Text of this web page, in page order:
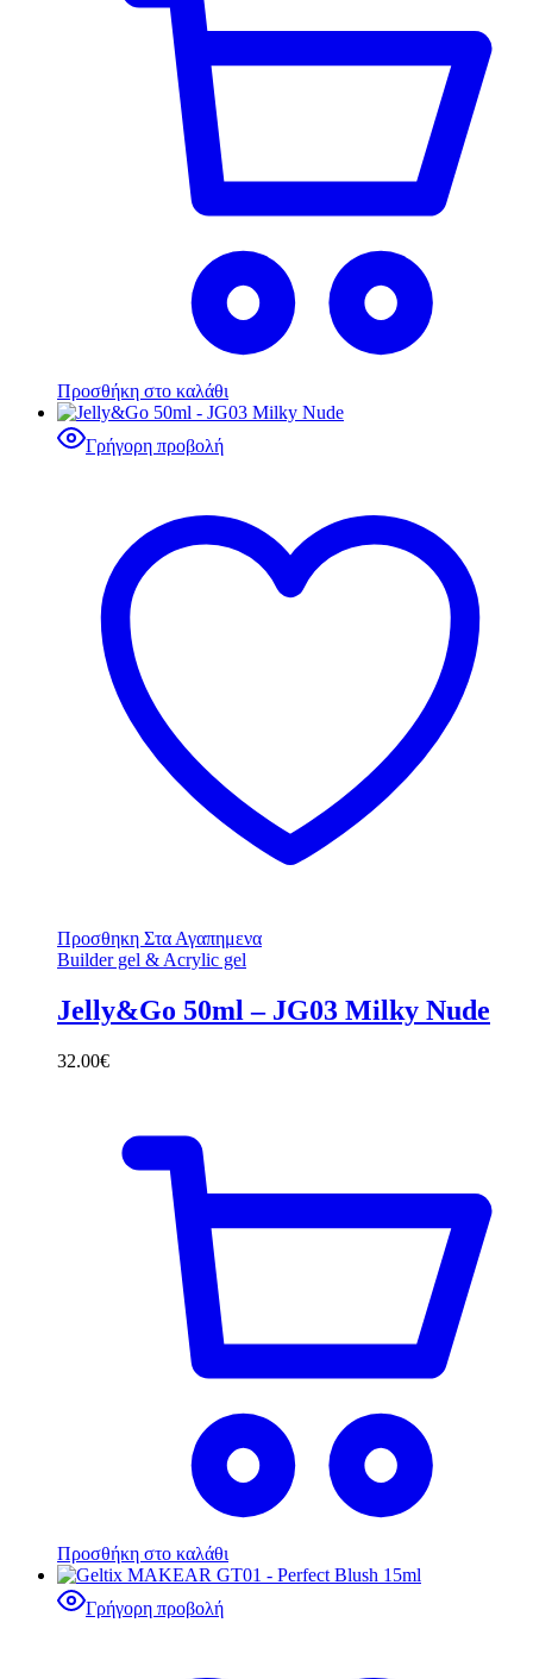
Προσθήκη στο καλάθι
Γρήγορη προβολή
Προσθηκη Στα Αγαπημενα
Builder gel & Acrylic gel
Jelly&Go 50ml – JG03 Milky Nude
32.00€
Προσθήκη στο καλάθι
Γρήγορη προβολή